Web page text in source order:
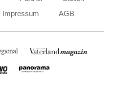
Impressum AGB